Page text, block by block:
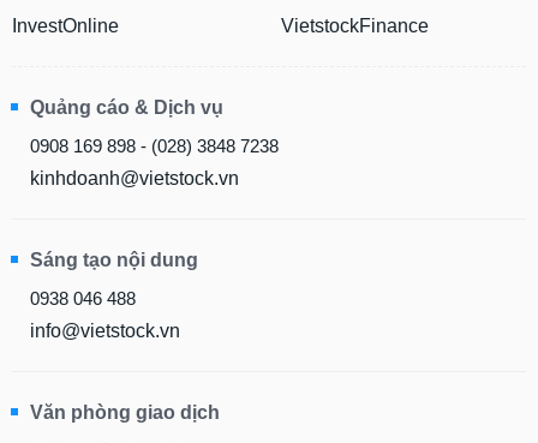
InvestOnline
VietstockFinance
Quảng cáo & Dịch vụ
0908 169 898 - (028) 3848 7238
kinhdoanh@vietstock.vn
Sáng tạo nội dung
0938 046 488
info@vietstock.vn
Văn phòng giao dịch